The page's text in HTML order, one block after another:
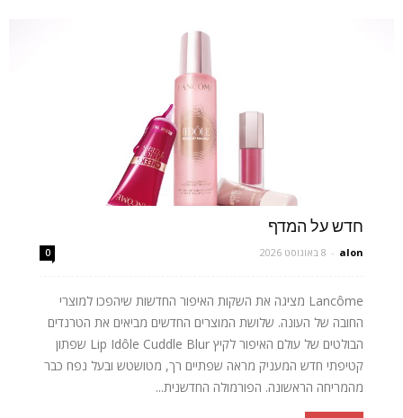
חדש על המדף
alon
- 8 באוגוסט 2026 0
Lancôme מציגה את השקות האיפור החדשות שיהפכו למוצרי
החובה של העונה. שלושת המוצרים החדשים מביאים את הטרנדים
הבולטים של עולם האיפור לקיץ Lip Idôle Cuddle Blur שפתון
קטיפתי חדש המעניק מראה שפתיים רך, מטושטש ובעל נפח כבר
מהמריחה הראשונה. הפורמולה החדשנית...